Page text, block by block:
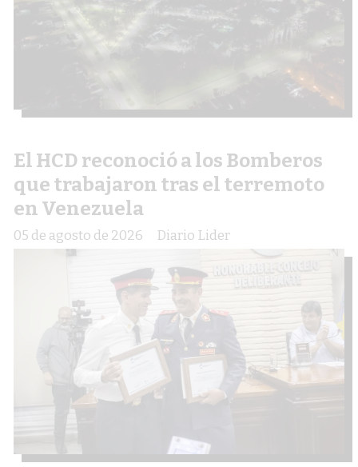
El HCD reconoció a los Bomberos
que trabajaron tras el terremoto
en Venezuela
Diario Lider
05 de agosto de 2026